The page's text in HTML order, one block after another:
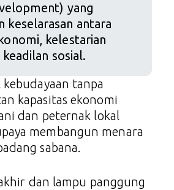
yang
keselarasan antara
kelestarian
sosial.
tanpa
kapasitas ekonomi
dan peternak lokal
membangun menara
sabana.
dan lampu panggung